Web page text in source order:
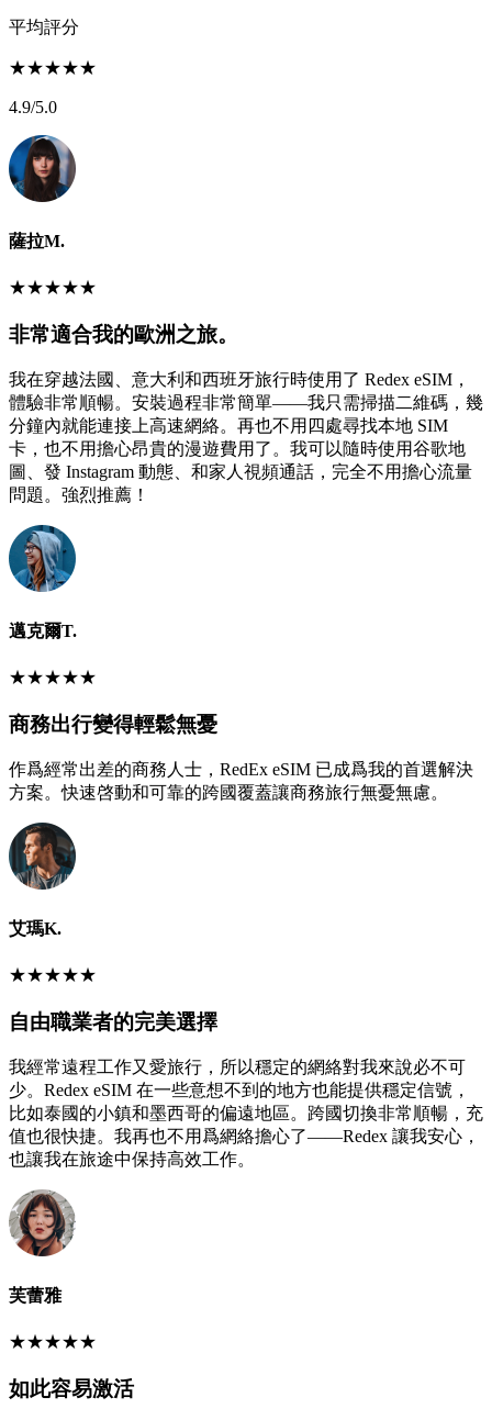
平均評分
★★★★★
4.9/5.0
薩拉M.
★★★★★
非常適合我的歐洲之旅。
我在穿越法國、意大利和西班牙旅行時使用了 Redex eSIM，
體驗非常順暢。安裝過程非常簡單——我只需掃描二維碼，幾
分鐘內就能連接上高速網絡。再也不用四處尋找本地 SIM
卡，也不用擔心昂貴的漫遊費用了。我可以隨時使用谷歌地
圖、發 Instagram 動態、和家人視頻通話，完全不用擔心流量
問題。強烈推薦！
邁克爾T.
★★★★★
商務出行變得輕鬆無憂
作爲經常出差的商務人士，RedEx eSIM 已成爲我的首選解決
方案。快速啓動和可靠的跨國覆蓋讓商務旅行無憂無慮。
艾瑪K.
★★★★★
自由職業者的完美選擇
我經常遠程工作又愛旅行，所以穩定的網絡對我來說必不可
少。Redex eSIM 在一些意想不到的地方也能提供穩定信號，
比如泰國的小鎮和墨西哥的偏遠地區。跨國切換非常順暢，充
值也很快捷。我再也不用爲網絡擔心了——Redex 讓我安心，
也讓我在旅途中保持高效工作。
芙蕾雅
★★★★★
如此容易激活